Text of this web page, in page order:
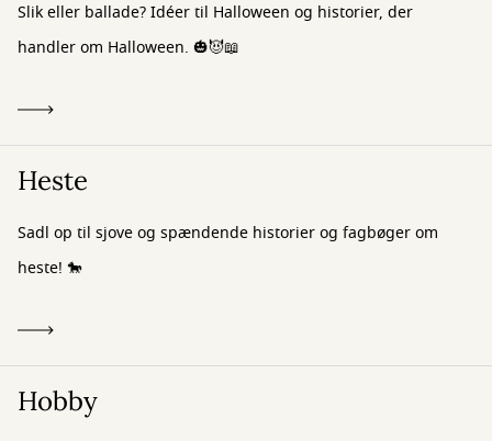
Slik eller ballade? Idéer til Halloween og historier, der
handler om Halloween. 🎃😈📖
Heste
Sadl op til sjove og spændende historier og fagbøger om
heste! 🐎
Hobby